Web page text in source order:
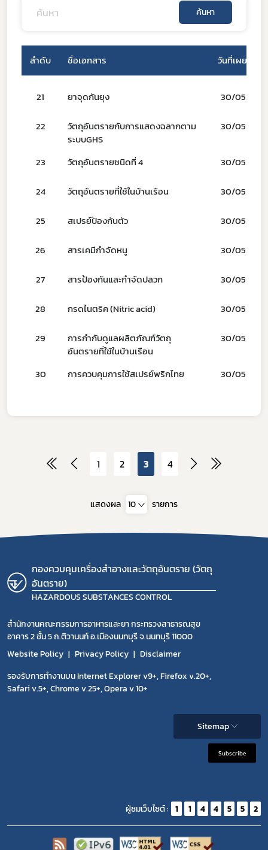
ค้นหา
ลำดับ ชื่อเอกสาร วันที่เผยแพร่
21 ยาจุดกันยุง 30/05/66
22
วัตถุอันตรายกับการแสดงฉลากตาม
ระบบGHS
30/05/66
23 วัตถุอันตรายชนิดที่ 4 30/05/66
24 วัตถุอันตรายที่ใช้ในบ้านเรือน 30/05/66
25 สเปรย์ป้องกันตัว 30/05/66
26 สารเคมีกำจัดหนู 30/05/66
27 สารป้องกันและกำจัดปลวก 30/05/66
28 กรดไนตริค (Nitric acid) 30/05/66
29
การกำกับดูแลผลิตภัณฑ์วัตถุ
อันตรายที่ใช้ในบ้านเรือน
30/05/66
30 การควบคุมการใช้สเปรย์พริกไทย 30/05/66
1 2 3 4
แสดงผล 10 รายการ
กองควบคุมเครื่องสำอางและวัตถุอันตราย (วัตถุ
อันตราย)
HAZARDOUS SUBSTANCES CONTROL
สำนักงานคณะกรรมการอาหารและยา กระทรวงสาธารณสุข
อาคาร 2 ชั้น 5 ถ.ติวานนท์ อ.เมืองนนทบุรี จ.นนทบุรี 11000
Website Policy
Privacy Policy
Disclaimer
รองรับการทำงานบน Internet Explorer v9+, Firefox v.20+,
Safari v.5+, Chrome v.25+, Opera v.10+
Sitemap
Subscribe
ผู้ชมเว็บไซต์ : 1 1 4 4 5 5 2
Subscribe
covid